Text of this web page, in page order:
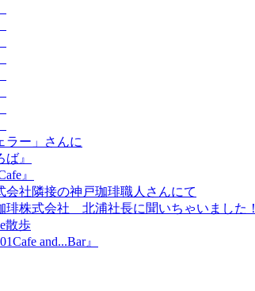
ー」さんに
』
』
社隣接の神戸珈琲職人さんにて
株式会社 北浦社長に聞いちゃいました！
散歩
and...Bar』